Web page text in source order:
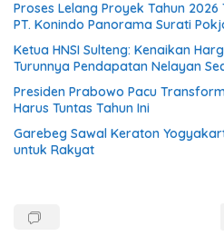
Proses Lelang Proyek Tahun
PT. Konindo Panorama Surati
Ketua HNSI Sulteng: Kenaikan
Turunnya Pendapatan Nelayan
Presiden Prabowo Pacu
Harus Tuntas Tahun Ini
Garebeg Sawal Keraton
untuk Rakyat